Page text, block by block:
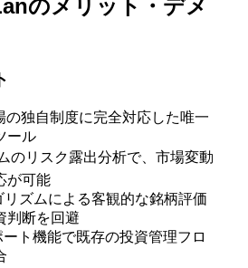
のメリット・デメ
の独自制度に完全対応した唯一
ール
のリスク露出分析で、市場変動
が可能
リズムによる客観的な銘柄評価
判断を回避
ト機能で既存の投資管理フロ